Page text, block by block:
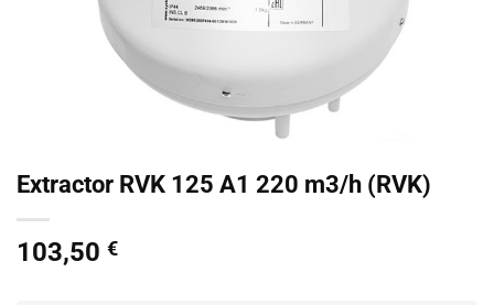
Extractor RVK 125 A1 220 m3/h (RVK)
103,50 €